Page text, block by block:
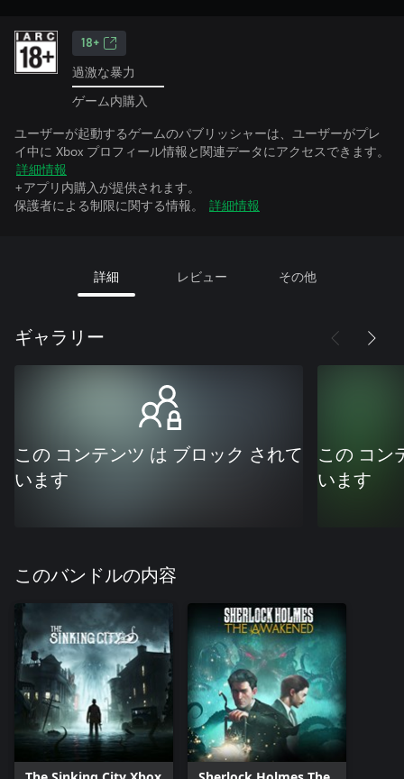
18+
過激な暴力
ゲーム内購入
ユーザーが起動するゲームのパブリッシャーは、ユーザーがプレ
イ中に Xbox プロフィール情報と関連データにアクセスできます。
詳細情報
+アプリ内購入が提供されます。
保護者による制限に関する情報。
詳細情報
詳細 レビュー その他
ギャラリー
この コンテンツ は ブロック されて
います
この コン
います
このバンドルの内容